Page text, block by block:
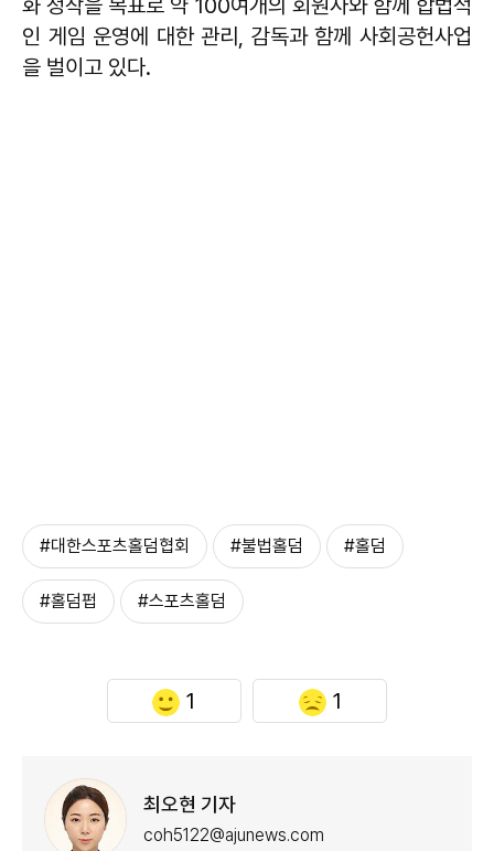
화 정착을 목표로 약 100여개의 회원사와 함께 합법적
인 게임 운영에 대한 관리, 감독과 함께 사회공헌사업
을 벌이고 있다.
#대한스포츠홀덤협회 #불법홀덤 #홀덤
#홀덤펍 #스포츠홀덤
1 1
최오현 기자
coh5122@ajunews.com